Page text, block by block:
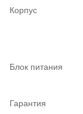
Корпус
Блок питания
Гарантия